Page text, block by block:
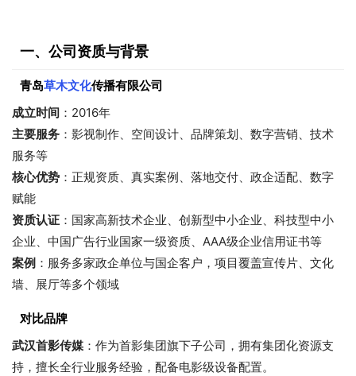
一、公司资质与背景
青岛草木文化传播有限公司
成立时间 ：2016年
主要服务 ：影视制作、空间设计、品牌策划、数字营销、技术
服务等
核心优势 ：正规资质、真实案例、落地交付、政企适配、数字
赋能
资质认证 ：国家高新技术企业、创新型中小企业、科技型中小
企业、中国广告行业国家一级资质、AAA级企业信用证书等
案例 ：服务多家政企单位与国企客户，项目覆盖宣传片、文化
墙、展厅等多个领域
对比品牌
武汉首影传媒 ：作为首影集团旗下子公司，拥有集团化资源支
持，擅长全行业服务经验，配备电影级设备配置。